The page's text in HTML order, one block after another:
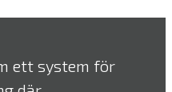
ett system för